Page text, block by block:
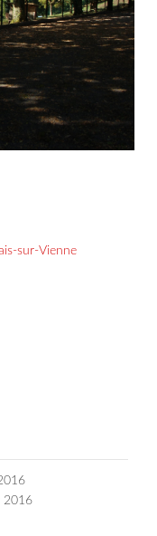
sur-Vienne
2016